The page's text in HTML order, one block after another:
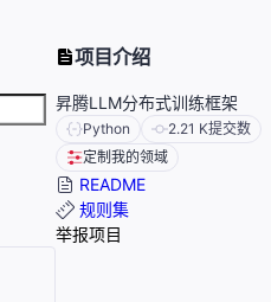
项目介绍
昇腾LLM分布式训练框架
Python 2.21 K提交数
定制我的领域
README
规则集
举报项目